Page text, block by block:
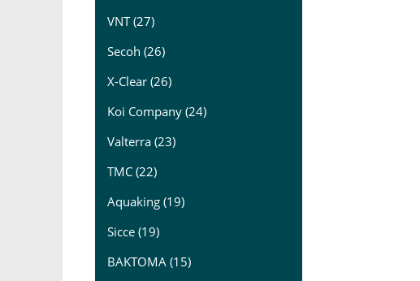
VNT (27)
Secoh (26)
X-Clear (26)
Koi Company (24)
Valterra (23)
TMC (22)
Aquaking (19)
Sicce (19)
BAKTOMA (15)